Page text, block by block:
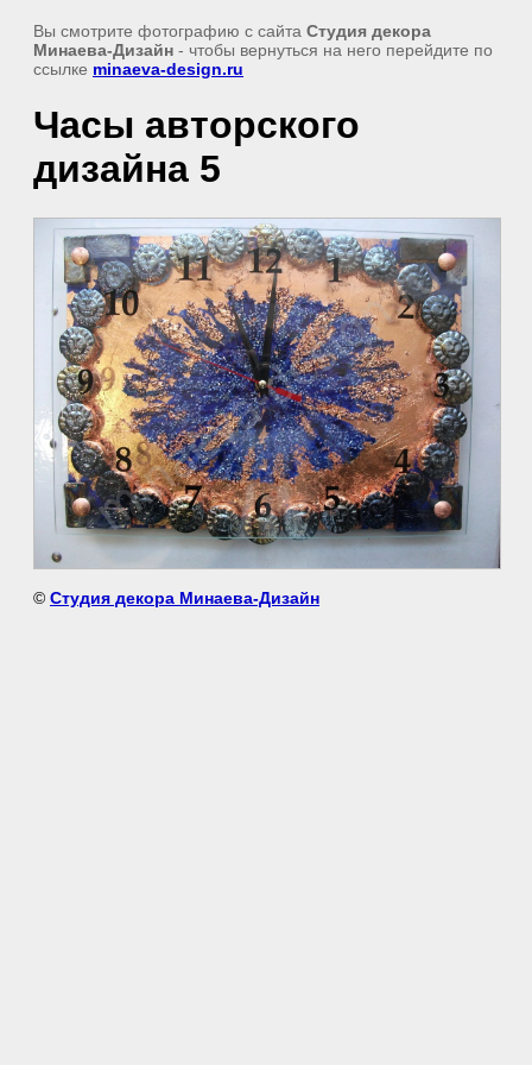
Вы смотрите фотографию с сайта Студия декора
Минаева-Дизайн - чтобы вернуться на него перейдите по
ссылке minaeva-design.ru
Часы авторского
дизайна 5
© Студия декора Минаева-Дизайн